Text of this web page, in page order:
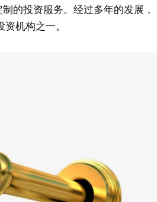
的投资服务。经过多年的发展，
机构之一。